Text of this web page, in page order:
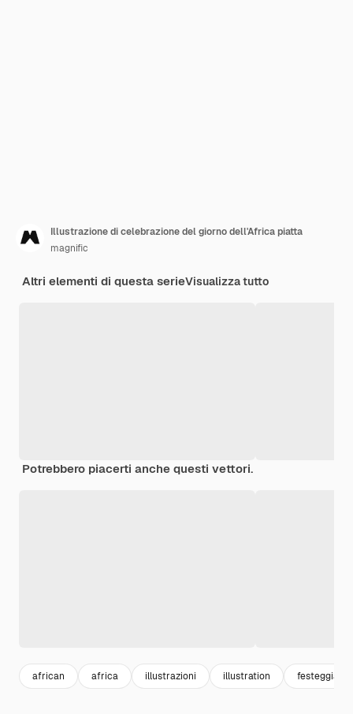
Illustrazione di celebrazione del giorno dell'Africa piatta
magnific
Altri elementi di questa serieVisualizza tutto
Potrebbero piacerti anche questi vettori.
african africa illustrazioni illustration